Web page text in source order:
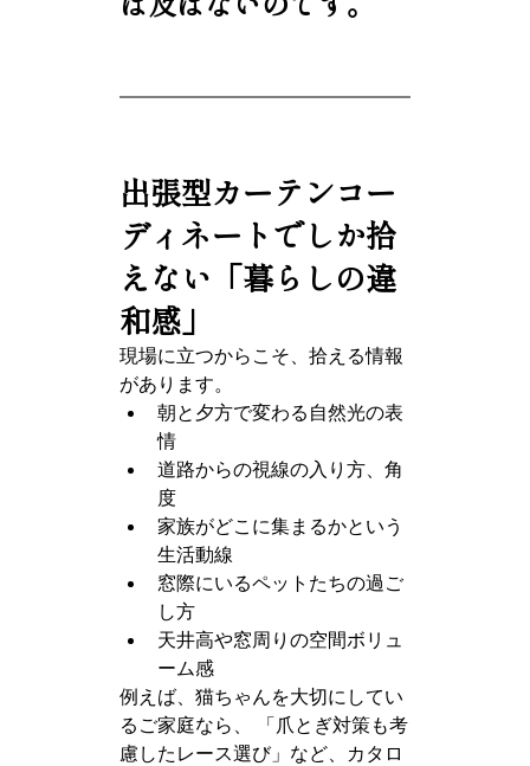
出張型カーテンコー
ディネートでしか拾
えない「暮らしの違
和感」
現場に立つからこそ、拾える情報
があります。
朝と夕方で変わる自然光の表
情
道路からの視線の入り方、角
度
家族がどこに集まるかという
生活動線
窓際にいるペットたちの過ご
し方
天井高や窓周りの空間ボリュ
ーム感
例えば、猫ちゃんを大切にしてい
るご家庭なら、 「爪とぎ対策も考
慮したレース選び」など、カタロ